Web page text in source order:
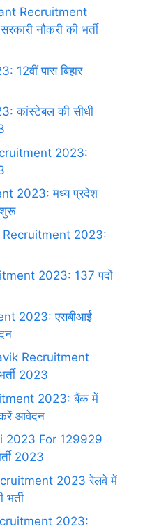
Recruitment
नौकरी की भर्ती
पास बिहार
कांस्टेबल की सीधी
2023:
2023: मध्य प्रदेश
शुरू
Recruitment 2023:
2023: 137 पदों
2023: एसबीआई
Recruitment
2023
2023: बैंक में
करें आवेदन
2023 For 129929
2023
2023 रेलवे में
2023: